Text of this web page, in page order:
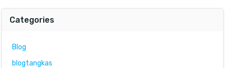
Categories
Blog
blogtangkas